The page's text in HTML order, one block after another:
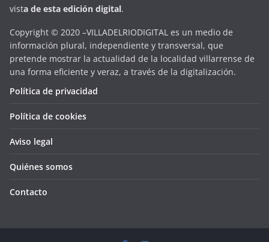
vista de esta edición digital.
Copyright © 2020 –VILLADELRIODIGITAL es un medio de
información plural, independiente y transversal, que
pretende mostrar la actualidad de la localidad villarrense de
una forma eficiente y veraz, a través de la digitalización.
Política de privacidad
Política de cookies
Aviso legal
Quiénes somos
Contacto